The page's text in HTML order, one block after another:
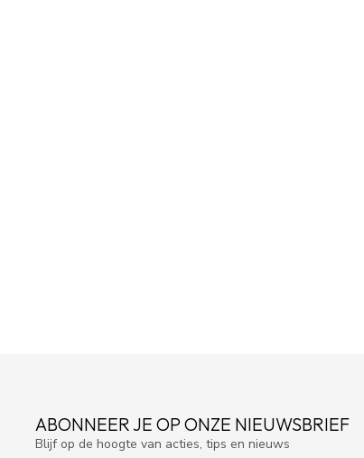
ABONNEER JE OP ONZE NIEUWSBRIEF
Blijf op de hoogte van acties, tips en nieuws